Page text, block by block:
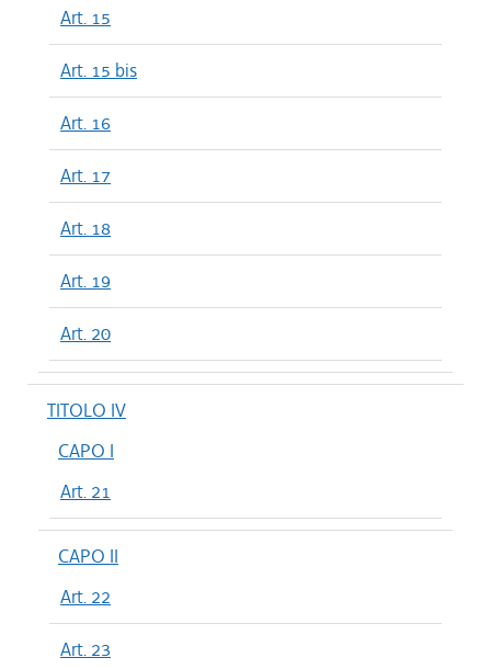
Art. 15
Art. 15 bis
Art. 16
Art. 17
Art. 18
Art. 19
Art. 20
TITOLO IV
CAPO I
Art. 21
CAPO II
Art. 22
Art. 23